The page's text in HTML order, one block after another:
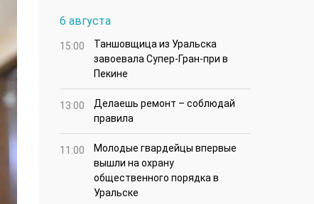
6 августа
15:00
Таншовщица из Уральска
завоевала Супер-Гран-при в
Пекине
13:00
Делаешь ремонт – соблюдай
правила
11:00
Молодые гвардейцы впервые
вышли на охрану
общественного порядка в
Уральске